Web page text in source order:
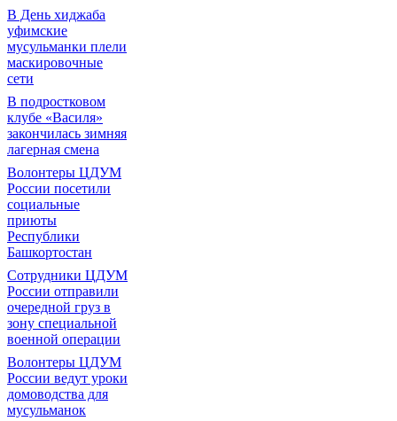
В День хиджаба
уфимские
мусульманки плели
маскировочные
сети
В подростковом
клубе «Василя»
закончилась зимняя
лагерная смена
Волонтеры ЦДУМ
России посетили
социальные
приюты
Республики
Башкортостан
Сотрудники ЦДУМ
России отправили
очередной груз в
зону специальной
военной операции
Волонтеры ЦДУМ
России ведут уроки
домоводства для
мусульманок